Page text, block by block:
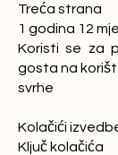
Treća strana
1 godina 12
Koristi se za
gosta na
svrhe
Kolačići
Ključ kolačića